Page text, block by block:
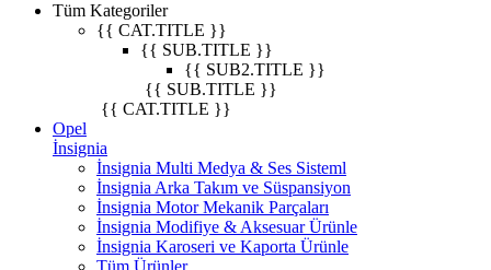
Tüm Kategoriler
{{ CAT.TITLE }}
{{ SUB.TITLE }}
{{ SUB2.TITLE }}
{{ SUB.TITLE }}
{{ CAT.TITLE }}
Opel
İnsignia
İnsignia Multi Medya & Ses Sisteml
İnsignia Arka Takım ve Süspansiyon
İnsignia Motor Mekanik Parçaları
İnsignia Modifiye & Aksesuar Ürünle
İnsignia Karoseri ve Kaporta Ürünle
Tüm Ürünler